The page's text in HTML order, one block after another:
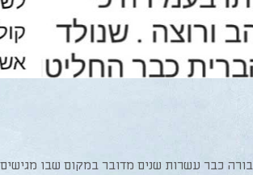
כבר עשרות שנים מדובר במקום שבו